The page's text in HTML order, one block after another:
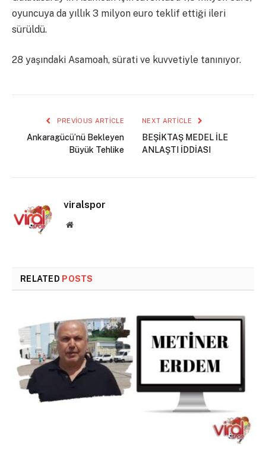
oyuncuya da yıllık 3 milyon euro teklif ettiği ileri
sürüldü.
28 yaşındaki Asamoah, sürati ve kuvvetiyle tanınıyor.
PREVIOUS ARTICLE
Ankaragücü’nü Bekleyen
Büyük Tehlike
NEXT ARTICLE
BEŞİKTAŞ MEDEL İLE
ANLAŞTI İDDİASI
viralspor
Website
RELATED POSTS